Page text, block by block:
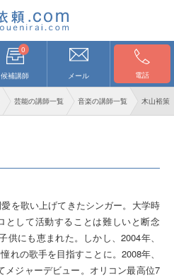
0
候補講師 メール 電話
芸能の講師一覧 音楽の講師一覧 木山裕策
を歌い上げてきたシンガー。⼤学時
として活動することは難しいと断念
供にも恵まれた。しかし、2004年、
れの歌手を目指すことに。2008年、
メジャーデビュー。オリコン最高位7